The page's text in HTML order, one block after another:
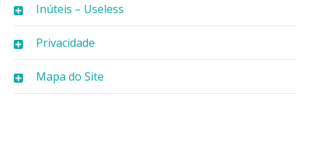
Inúteis – Useless
Privacidade
Mapa do Site